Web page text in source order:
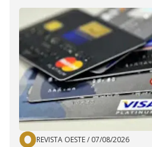
REVISTA OESTE/ 07/08/2026